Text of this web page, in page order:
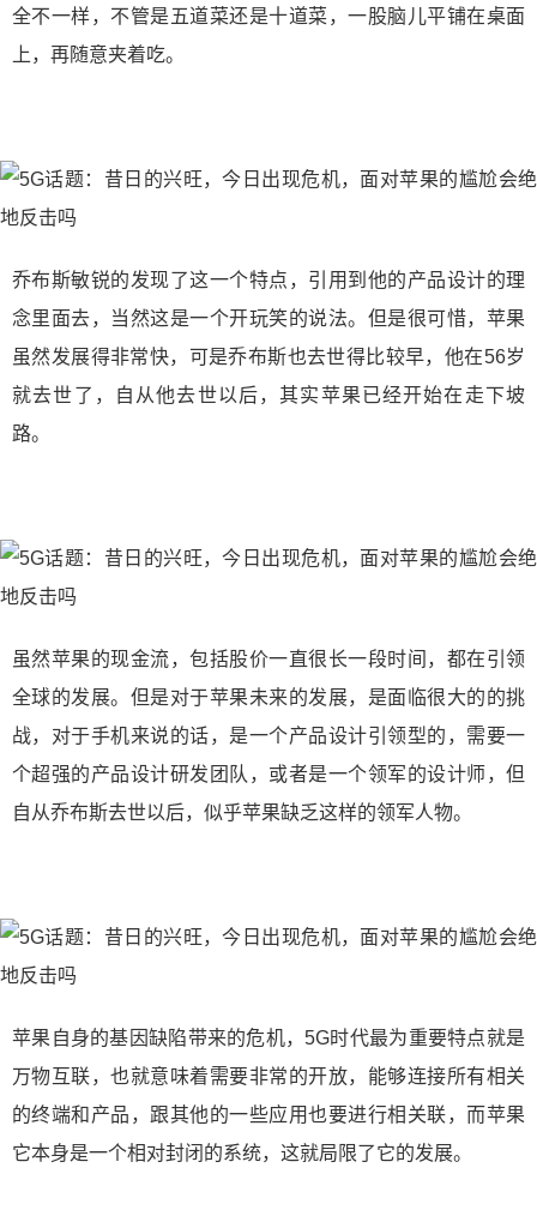
全不一样，不管是五道菜还是十道菜，一股脑儿平铺在桌面
上，再随意夹着吃。
乔布斯敏锐的发现了这一个特点，引用到他的产品设计的理
念里面去，当然这是一个开玩笑的说法。但是很可惜，苹果
虽然发展得非常快，可是乔布斯也去世得比较早，他在56岁
就去世了，自从他去世以后，其实苹果已经开始在走下坡
路。
虽然苹果的现金流，包括股价一直很长一段时间，都在引领
全球的发展。但是对于苹果未来的发展，是面临很大的的挑
战，对于手机来说的话，是一个产品设计引领型的，需要一
个超强的产品设计研发团队，或者是一个领军的设计师，但
自从乔布斯去世以后，似乎苹果缺乏这样的领军人物。
苹果自身的基因缺陷带来的危机，5G时代最为重要特点就是
万物互联，也就意味着需要非常的开放，能够连接所有相关
的终端和产品，跟其他的一些应用也要进行相关联，而苹果
它本身是一个相对封闭的系统，这就局限了它的发展。